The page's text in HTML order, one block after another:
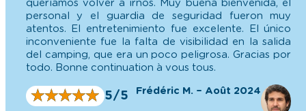
todo. Bonne continuation à vous tous.
★★★★★
★★★★★ 5/5 Frédéric M. – Août 2024
limpia y reciente, con aire acondicionado y
lavavajillas. Camping cerca de todos los servicios